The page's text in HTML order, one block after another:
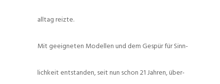
alltag reizte.
Mit geeigneten Modellen und dem Gespür für Sinn-
lichkeit entstanden, seit nun schon 21 Jahren, über-